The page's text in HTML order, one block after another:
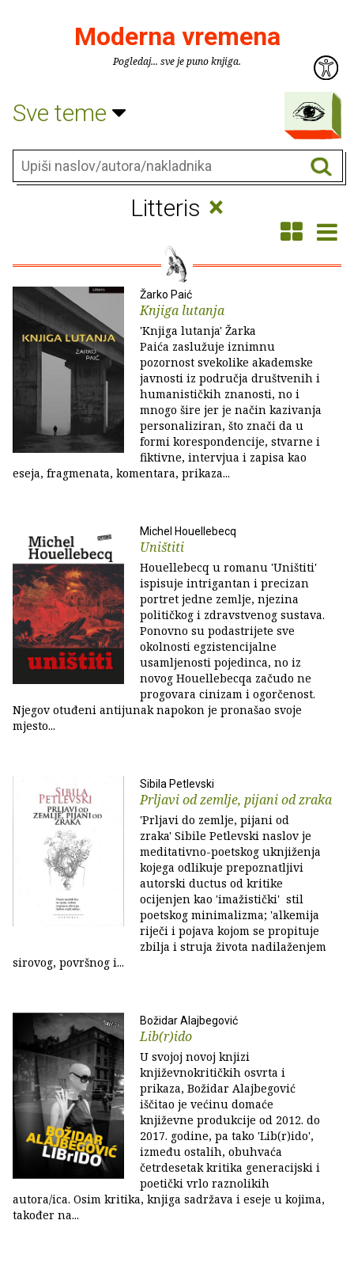
Moderna vremena
Pogledaj... sve je puno knjiga.
Sve teme
Litteris ×
Žarko Paić
Knjiga lutanja
'Knjiga lutanja' Žarka
Paića zaslužuje iznimnu
pozornost svekolike akademske
javnosti iz područja društvenih i
humanističkih znanosti, no i
mnogo šire jer je način kazivanja
personaliziran, što znači da u
formi korespondencije, stvarne i
fiktivne, intervjua i zapisa kao
eseja, fragmenata, komentara, prikaza...
Michel Houellebecq
Uništiti
Houellebecq u romanu 'Uništiti'
ispisuje intrigantan i precizan
portret jedne zemlje, njezina
političkog i zdravstvenog sustava.
Ponovno su podastrijete sve
okolnosti egzistencijalne
usamljenosti pojedinca, no iz
novog Houellebecqa začudo ne
progovara cinizam i ogorčenost.
Njegov otuđeni antijunak napokon je pronašao svoje
mjesto...
Sibila Petlevski
Prljavi od zemlje, pijani od zraka
'Prljavi do zemlje, pijani od
zraka' Sibile Petlevski naslov je
meditativno-poetskog uknjiženja
kojega odlikuje prepoznatljivi
autorski ductus od kritike
ocijenjen kao 'imažistički' stil
poetskog minimalizma; 'alkemija
riječi i pojava kojom se propituje
zbilja i struja života nadilaženjem
sirovog, površnog i...
Božidar Alajbegović
Lib(r)ido
U svojoj novoj knjizi
književnokritičkih osvrta i
prikaza, Božidar Alajbegović
iščitao je većinu domaće
književne produkcije od 2012. do
2017. godine, pa tako 'Lib(r)ido',
između ostalih, obuhvaća
četrdesetak kritika generacijski i
poetički vrlo raznolikih
autora/ica. Osim kritika, knjiga sadržava i eseje u kojima,
također na...